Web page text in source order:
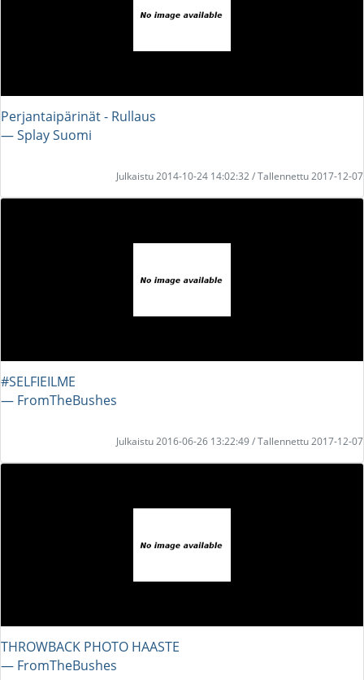
Perjantaipärinät - Rullaus
― Splay Suomi
Julkaistu 2014-10-24 14:02:32 / Tallennettu 2017-12-07
#SELFIEILME
― FromTheBushes
Julkaistu 2016-06-26 13:22:49 / Tallennettu 2017-12-07
THROWBACK PHOTO HAASTE
― FromTheBushes